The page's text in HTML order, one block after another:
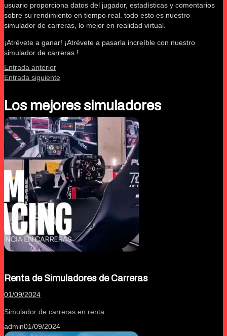
usuario proporciona datos del jugador, estadísticas y comentarios
sobre su rendimiento en tiempo real. todo esto es nuestro
simulador de carreras, lo mejor en realidad virtual.
¡Atrévete a ganar! ¡Atrévete a pasarla increíble con nuestro
simulador de carreras !
Entrada anterior
Entrada siguiente
Los mejores simuladores
Renta de Simuladores de Carreras
01/09/2024
Simulador de carreras en renta
admin01/09/2024